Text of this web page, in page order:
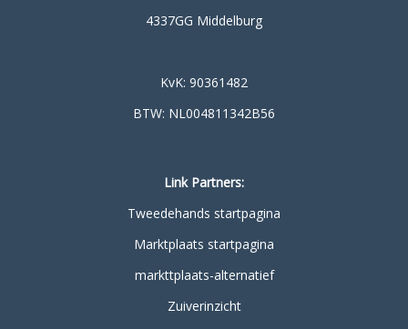
4337GG Middelburg
KvK: 90361482
BTW: NL004811342B56
Link Partners:
Tweedehands startpagina
Marktplaats startpagina
markttplaats-alternatief
Zuiverinzicht